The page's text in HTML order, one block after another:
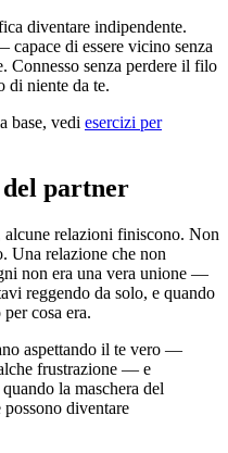
diventare indipendente.
di essere vicino senza
Connesso senza perdere il filo
di niente da te.
base, vedi esercizi per
del partner
relazioni finiscono. Non
Una relazione che non
non era una vera unione —
reggendo da solo, e quando
cosa era.
aspettando il te vero —
frustrazione — e
la maschera del
diventare